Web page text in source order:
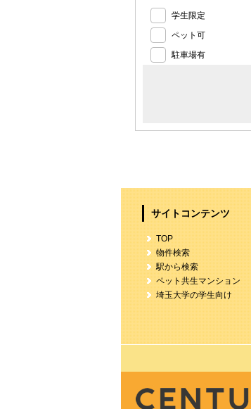
学生限定
ペット可
駐車場有
サイトコンテンツ
TOP
物件検索
駅から検索
ペット共生マンション
埼玉大学の学生向け